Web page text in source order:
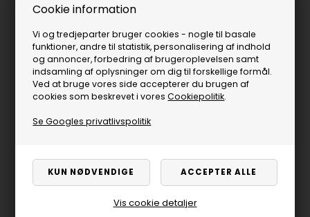
Cookie information
Vi og tredjeparter bruger cookies - nogle til basale
funktioner, andre til statistik, personalisering af indhold
og annoncer, forbedring af brugeroplevelsen samt
indsamling af oplysninger om dig til forskellige formål.
Ved at bruge vores side accepterer du brugen af
cookies som beskrevet i voresCookiepolitik.
Se Googles privatlivspolitik
Vis cookie detaljer